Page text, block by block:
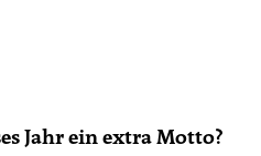
ist um 19 Uhr das
Unter den Linden
Jahr ein extra Motto?